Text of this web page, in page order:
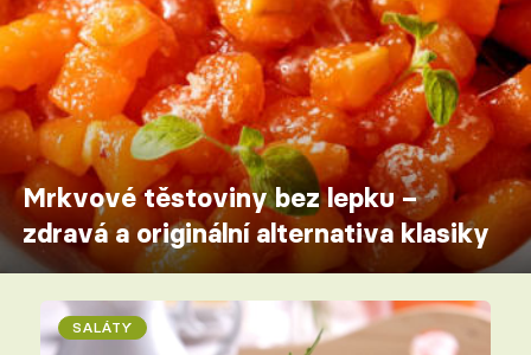
Mrkvové těstoviny bez lepku –
zdravá a originální alternativa klasiky
SALÁTY